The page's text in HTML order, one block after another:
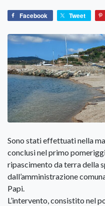
Facebook Tweet
Sono stati effettuati nella
conclusi nel primo
ripascimento da terra della
dall’amministrazione
Papi.
L’intervento, consistito nel